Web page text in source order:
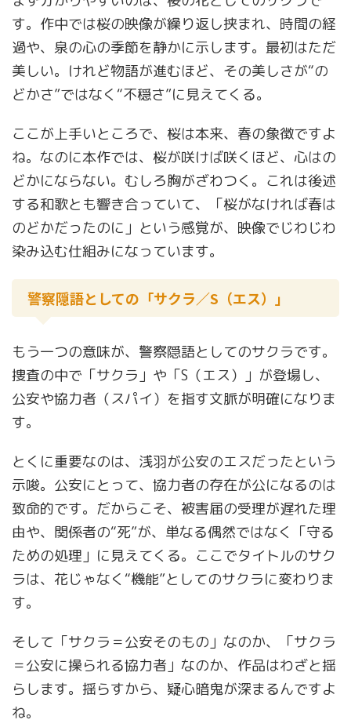
す。作中では桜の映像が繰り返し挟まれ、時間の経
過や、泉の心の季節を静かに示します。最初はただ
美しい。けれど物語が進むほど、その美しさが“の
どかさ”ではなく“不穏さ”に見えてくる。
ここが上手いところで、桜は本来、春の象徴ですよ
ね。なのに本作では、桜が咲けば咲くほど、心はの
どかにならない。むしろ胸がざわつく。これは後述
する和歌とも響き合っていて、「桜がなければ春は
のどかだったのに」という感覚が、映像でじわじわ
染み込む仕組みになっています。
警察隠語としての「サクラ／S（エス）」
もう一つの意味が、警察隠語としてのサクラです。
捜査の中で「サクラ」や「S（エス）」が登場し、
公安や協力者（スパイ）を指す文脈が明確になりま
す。
とくに重要なのは、浅羽が公安のエスだったという
示唆。公安にとって、協力者の存在が公になるのは
致命的です。だからこそ、被害届の受理が遅れた理
由や、関係者の“死”が、単なる偶然ではなく「守る
ための処理」に見えてくる。ここでタイトルのサク
ラは、花じゃなく“機能”としてのサクラに変わりま
す。
そして「サクラ＝公安そのもの」なのか、「サクラ
＝公安に操られる協力者」なのか、作品はわざと揺
らします。揺らすから、疑心暗鬼が深まるんですよ
ね。